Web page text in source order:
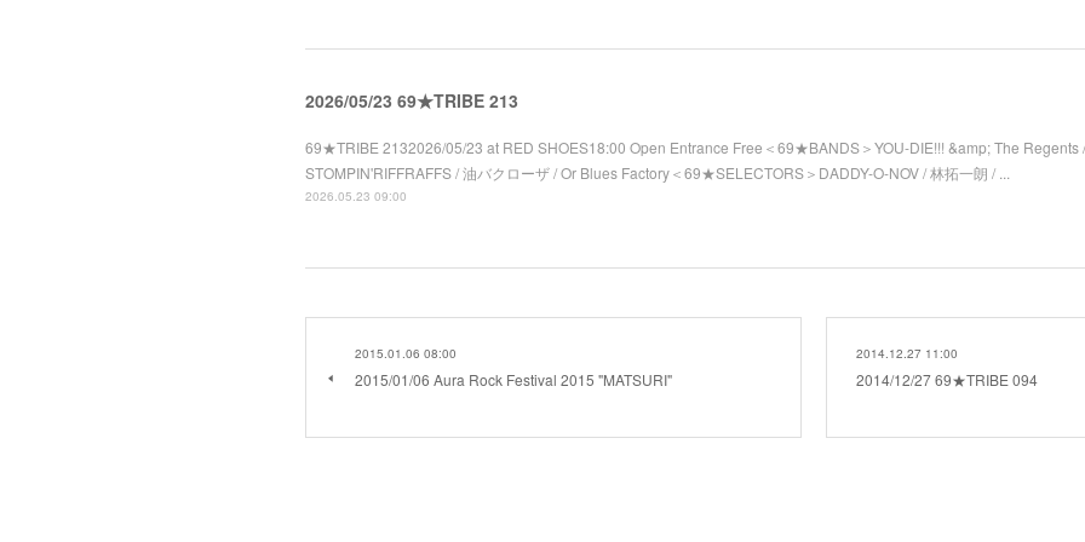
2026/05/23 69★TRIBE 213
69★TRIBE 2132026/05/23 at RED SHOES18:00 Open Entrance Free＜69★BANDS＞YOU-DIE!!! &amp; The Regents /
STOMPIN'RIFFRAFFS / 油バクローザ / Or Blues Factory＜69★SELECTORS＞DADDY-O-NOV / 林拓一朗 / ...
2026.05.23 09:00
2015.01.06 08:00
2015/01/06 Aura Rock Festival 2015 "MATSURI"
2014.12.27 11:00
2014/12/27 69★TRIBE 094